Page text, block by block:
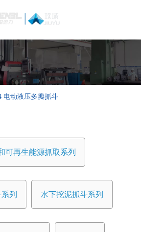
indonesia
日本語
Pусский
电动液压多瓣抓斗
可再生能源抓取系列
列 水下挖泥抓斗系列